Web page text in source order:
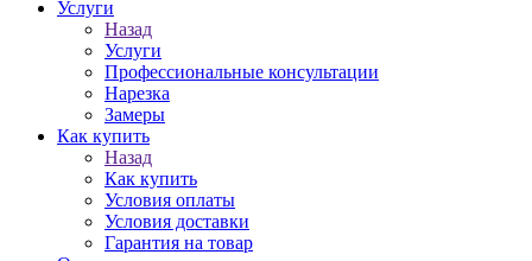
Услуги
Назад
Услуги
Профессиональные консультации
Нарезка
Замеры
Как купить
Назад
Как купить
Условия оплаты
Условия доставки
Гарантия на товар